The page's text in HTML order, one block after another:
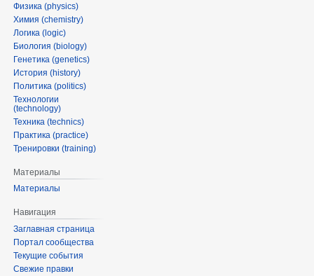
Физика (physics)
Химия (chemistry)
Логика (logic)
Биология (biology)
Генетика (genetics)
История (history)
Политика (politics)
Технологии
(technology)
Техника (technics)
Практика (practice)
Тренировки (training)
Материалы
Материалы
Навигация
Заглавная страница
Портал сообщества
Текущие события
Свежие правки